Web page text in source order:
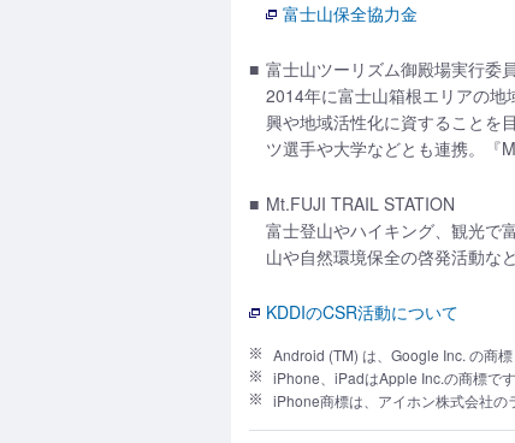
富士山保全協力金
■ 富士山ツーリズム御殿場実行委
2014年に富士山箱根エリアの
興や地域活性化に資することを
ツ選手や大学などとも連携。『
■ Mt.FUJI TRAIL STATION
富士登山やハイキング、観光で
山や自然環境保全の啓発活動な
KDDIのCSR活動について
Android (TM) は、Google Inc. の商標
iPhone、iPadはApple Inc.の商標です
iPhone商標は、アイホン株式会社の